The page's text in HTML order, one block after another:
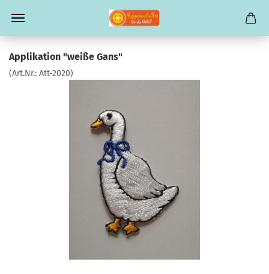
Applikation "weiße Gans"
(Art.Nr.: Att-2020)